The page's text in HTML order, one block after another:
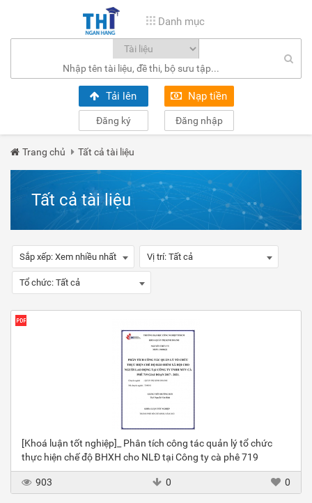
Danh mục
Tải lên Nạp tiền
Đăng ký Đăng nhập
Trang chủ Tất cả tài liệu
Tất cả tài liệu
Sắp xếp: Xem nhiều nhất Vị trí: Tất cả
Tổ chức: Tất cả
[Khoá luận tốt nghiệp]_ Phân tích công tác quản lý tổ chức
thực hiện chế độ BHXH cho NLĐ tại Công ty cà phê 719
903 0 0